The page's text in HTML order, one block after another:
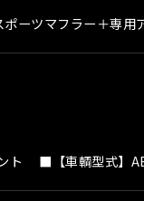
ーツマフラー＋専
ント ■【車輌型式